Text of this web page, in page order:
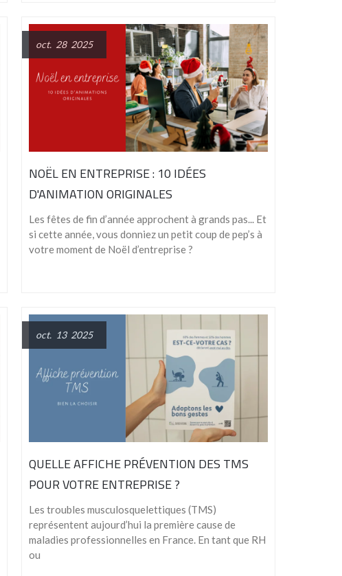
oct. 28 2025
NOËL EN ENTREPRISE : 10 IDÉES
D'ANIMATION ORIGINALES
Les fêtes de fin d’année approchent à grands pas... Et
si cette année, vous donniez un petit coup de pep’s à
votre moment de Noël d’entreprise ?
oct. 13 2025
QUELLE AFFICHE PRÉVENTION DES TMS
POUR VOTRE ENTREPRISE ?
Les troubles musculosquelettiques (TMS)
représentent aujourd’hui la première cause de
maladies professionnelles en France. En tant que RH
ou